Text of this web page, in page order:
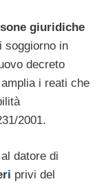
giuridiche
soggiorno in
decreto
i reati che
2001.
datore di
i privi del